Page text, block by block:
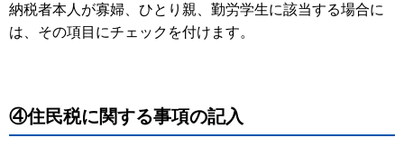
納税者本人が寡婦、ひとり親、勤労学生に該当する場合に
は、その項目にチェックを付けます。
④住民税に関する事項の記入